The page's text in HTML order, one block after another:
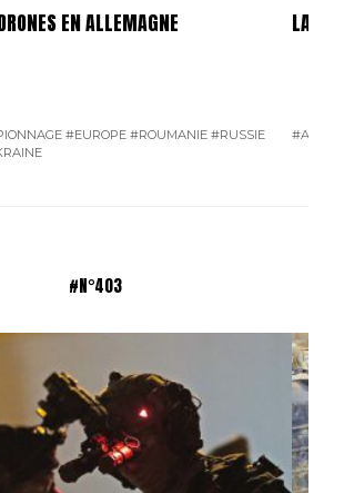
EN ALLEMAGNE
#EUROPE #ROUMANIE #RUSSIE
LA
#N°403